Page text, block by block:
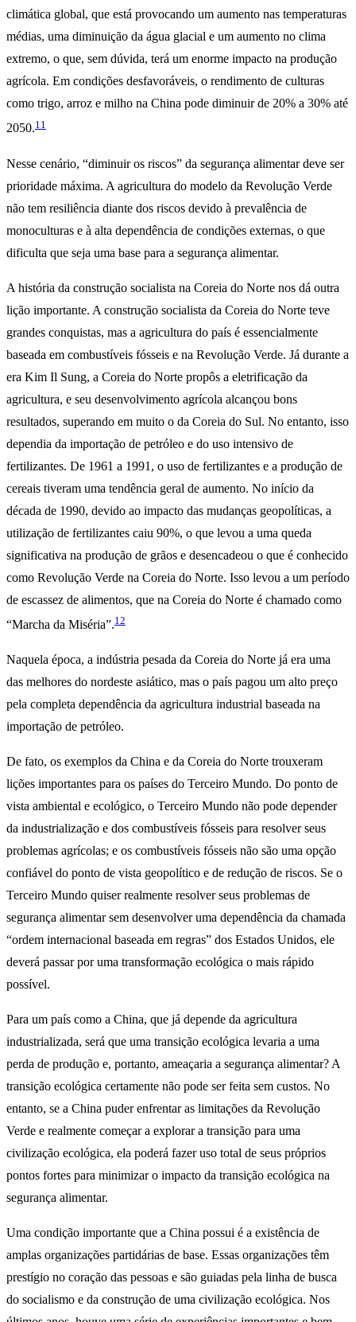
climática global, que está provocando um aumento nas temperaturas
médias, uma diminuição da água glacial e um aumento no clima
extremo, o que, sem dúvida, terá um enorme impacto na produção
agrícola. Em condições desfavoráveis, o rendimento de culturas
como trigo, arroz e milho na China pode diminuir de 20% a 30% até
2050.11
Nesse cenário, “diminuir os riscos” da segurança alimentar deve ser
prioridade máxima. A agricultura do modelo da Revolução Verde
não tem resiliência diante dos riscos devido à prevalência de
monoculturas e à alta dependência de condições externas, o que
dificulta que seja uma base para a segurança alimentar.
A história da construção socialista na Coreia do Norte nos dá outra
lição importante. A construção socialista da Coreia do Norte teve
grandes conquistas, mas a agricultura do país é essencialmente
baseada em combustíveis fósseis e na Revolução Verde. Já durante a
era Kim Il Sung, a Coreia do Norte propôs a eletrificação da
agricultura, e seu desenvolvimento agrícola alcançou bons
resultados, superando em muito o da Coreia do Sul. No entanto, isso
dependia da importação de petróleo e do uso intensivo de
fertilizantes. De 1961 a 1991, o uso de fertilizantes e a produção de
cereais tiveram uma tendência geral de aumento. No início da
década de 1990, devido ao impacto das mudanças geopolíticas, a
utilização de fertilizantes caiu 90%, o que levou a uma queda
significativa na produção de grãos e desencadeou o que é conhecido
como Revolução Verde na Coreia do Norte. Isso levou a um período
de escassez de alimentos, que na Coreia do Norte é chamado como
“Marcha da Miséria”.12
Naquela época, a indústria pesada da Coreia do Norte já era uma
das melhores do nordeste asiático, mas o país pagou um alto preço
pela completa dependência da agricultura industrial baseada na
importação de petróleo.
De fato, os exemplos da China e da Coreia do Norte trouxeram
lições importantes para os países do Terceiro Mundo. Do ponto de
vista ambiental e ecológico, o Terceiro Mundo não pode depender
da industrialização e dos combustíveis fósseis para resolver seus
problemas agrícolas; e os combustíveis fósseis não são uma opção
confiável do ponto de vista geopolítico e de redução de riscos. Se o
Terceiro Mundo quiser realmente resolver seus problemas de
segurança alimentar sem desenvolver uma dependência da chamada
“ordem internacional baseada em regras” dos Estados Unidos, ele
deverá passar por uma transformação ecológica o mais rápido
possível.
Para um país como a China, que já depende da agricultura
industrializada, será que uma transição ecológica levaria a uma
perda de produção e, portanto, ameaçaria a segurança alimentar? A
transição ecológica certamente não pode ser feita sem custos. No
entanto, se a China puder enfrentar as limitações da Revolução
Verde e realmente começar a explorar a transição para uma
civilização ecológica, ela poderá fazer uso total de seus próprios
pontos fortes para minimizar o impacto da transição ecológica na
segurança alimentar.
Uma condição importante que a China possui é a existência de
amplas organizações partidárias de base. Essas organizações têm
prestígio no coração das pessoas e são guiadas pela linha de busca
do socialismo e da construção de uma civilização ecológica. Nos